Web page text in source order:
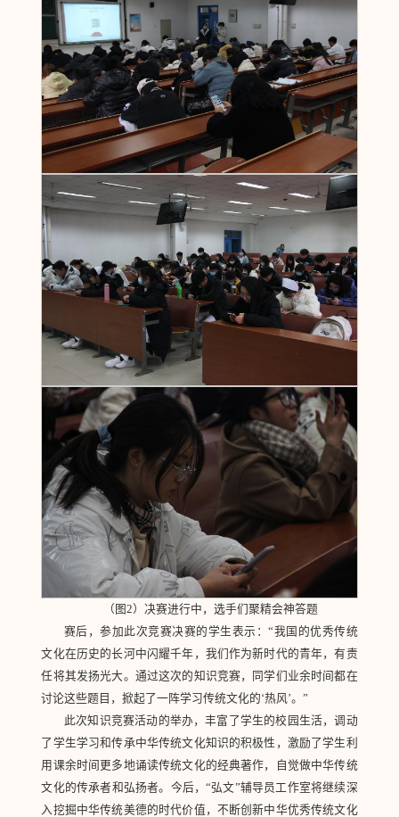
（图2）决赛进行中，选手们聚精会神答题
赛后，参加此次竞赛决赛的学生表示：“我国的优秀传统
文化在历史的长河中闪耀千年，我们作为新时代的青年，有责
任将其发扬光大。通过这次的知识竞赛，同学们业余时间都在
讨论这些题目，掀起了一阵学习传统文化的‘热风’。”
此次知识竞赛活动的举办，丰富了学生的校园生活，调动
了学生学习和传承中华传统文化知识的积极性，激励了学生利
用课余时间更多地诵读传统文化的经典著作，自觉做中华传统
文化的传承者和弘扬者。今后，“弘文”辅导员工作室将继续深
入挖掘中华传统美德的时代价值，不断创新中华优秀传统文化